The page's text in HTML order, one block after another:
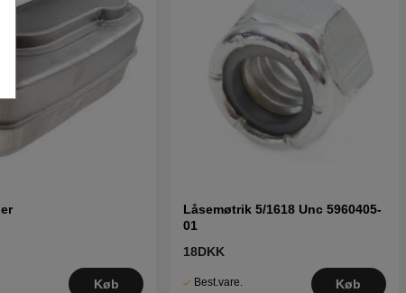
Køb
Låsemøtrik 5/1618 Unc 5960405-
01
18DKK
Best.vare.
Køb